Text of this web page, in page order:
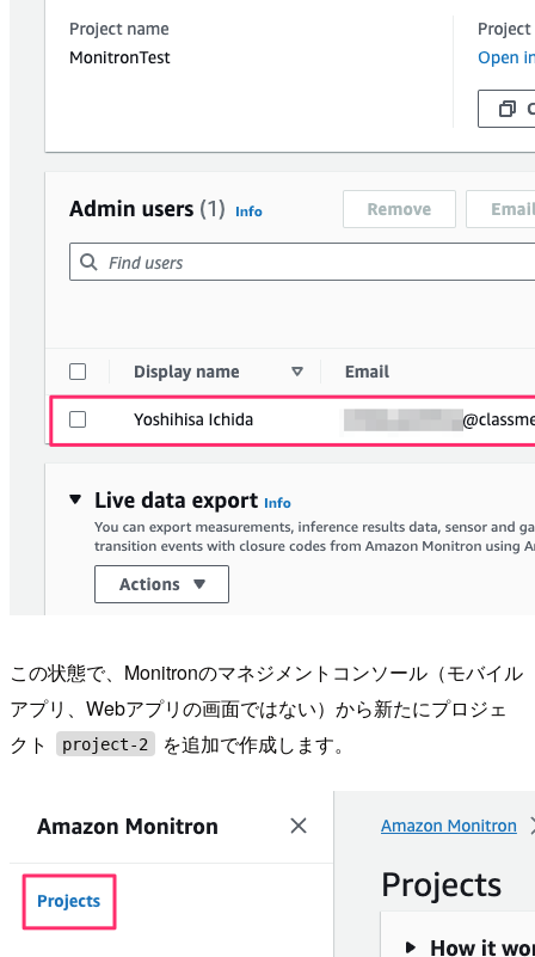
この状態で、Monitronのマネジメントコンソール（モバイル
アプリ、Webアプリの画面ではない）から新たにプロジェ
クト
project-2 を追加で作成します。